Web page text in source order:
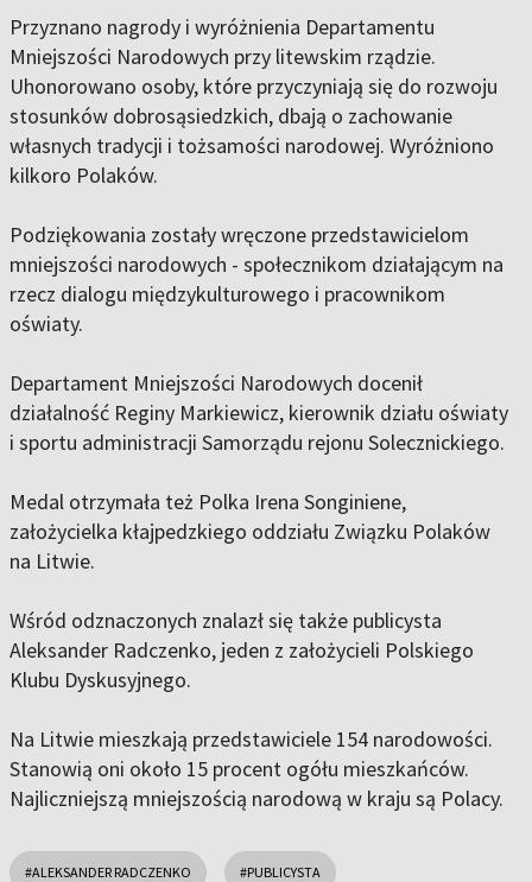
Przyznano nagrody i wyróżnienia Departamentu
Mniejszości Narodowych przy litewskim rządzie.
Uhonorowano osoby, które przyczyniają się do rozwoju
stosunków dobrosąsiedzkich, dbają o zachowanie
własnych tradycji i tożsamości narodowej. Wyróżniono
kilkoro Polaków.
Podziękowania zostały wręczone przedstawicielom
mniejszości narodowych - społecznikom działającym na
rzecz dialogu międzykulturowego i pracownikom
oświaty.
Departament Mniejszości Narodowych docenił
działalność Reginy Markiewicz, kierownik działu oświaty
i sportu administracji Samorządu rejonu Solecznickiego.
Medal otrzymała też Polka Irena Songiniene,
założycielka kłajpedzkiego oddziału Związku Polaków
na Litwie.
Wśród odznaczonych znalazł się także publicysta
Aleksander Radczenko, jeden z założycieli Polskiego
Klubu Dyskusyjnego.
Na Litwie mieszkają przedstawiciele 154 narodowości.
Stanowią oni około 15 procent ogółu mieszkańców.
Najliczniejszą mniejszością narodową w kraju są Polacy.
#ALEKSANDER RADCZENKO #PUBLICYSTA